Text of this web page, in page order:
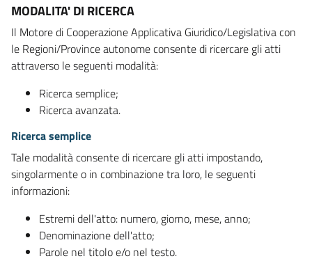
MODALITA' DI RICERCA
Il Motore di Cooperazione Applicativa Giuridico/Legislativa con
le Regioni/Province autonome consente di ricercare gli atti
attraverso le seguenti modalità:
Ricerca semplice;
Ricerca avanzata.
Ricerca semplice
Tale modalità consente di ricercare gli atti impostando,
singolarmente o in combinazione tra loro, le seguenti
informazioni:
Estremi dell'atto: numero, giorno, mese, anno;
Denominazione dell'atto;
Parole nel titolo e/o nel testo.